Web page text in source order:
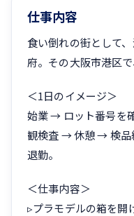
仕事内容
食い倒れの街として
府。その大阪市港区
＜1日のイメージ＞
始業 → ロット番号を
観検査 → 休憩 → 検
退勤。
＜仕事内容＞
▹プラモデルの箱を開